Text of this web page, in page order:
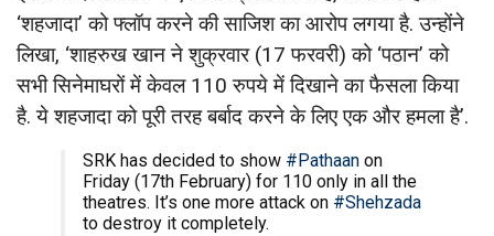
‘शहजादा’ को फ्लॉप करने की साजिश का आरोप लगया है. उन्होंने
लिखा, ‘शाहरुख खान ने शुक्रवार (17 फरवरी) को ‘पठान’ को
सभी सिनेमाघरों में केवल 110 रुपये में दिखाने का फैसला किया
है. ये शहजादा को पूरी तरह बर्बाद करने के लिए एक और हमला है’.
SRK has decided to show #Pathaan on
Friday (17th February) for ₹110 only in all the
theatres. It’s one more attack on #Shehzada
to destroy it completely.